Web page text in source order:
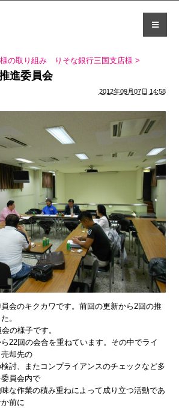
の取り組み りそな銀行三国支店様 >
進委員会
2012年09月07日 14:58
会のキクカワです。前回の更新から2回の推
。
の様子です。
22回の会合を重ねています。その中でライ
却先の
討、またコンプライアンスのチェックなど多
員会内で
な作業の積み重ねによって成り立つ活動であ
前に